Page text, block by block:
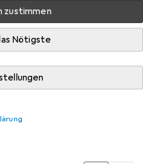
zustimmen
Nötigste
Anja
zum Produkt vidaXL